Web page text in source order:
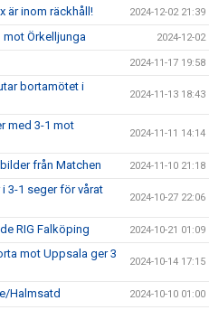
är inom räckhåll! 2024-12-02 21:39
mot Örkelljunga 2024-12-02
2024-11-17 19:58
bortamötet i
2024-11-13 18:43
med 3-1 mot
2024-11-11 14:14
från Matchen 2024-11-10 21:18
3-1 seger för vårat
2024-10-27 22:06
RIG Falköping 2024-10-21 01:09
mot Uppsala ger 3
2024-10-14 17:15
Halmsatd 2024-10-10 01:00